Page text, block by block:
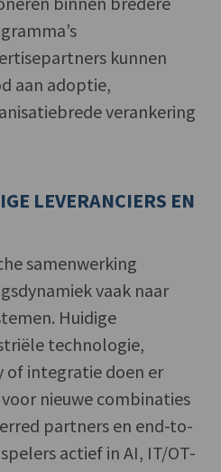
kunnen
aan adoptie,
verankering
LEVERANCIERS EN
samenwerking
vaak naar
Huidige
technologie,
of integratie doen er
nieuwe combinaties
partners en end-to-
actief in AI, IT/OT-